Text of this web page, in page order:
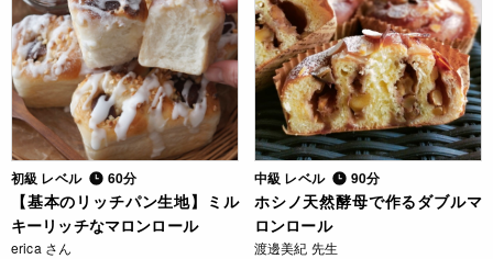
初級 レベル 60分
【基本のリッチパン生地】ミル
キーリッチなマロンロール
erica さん
中級 レベル 90分
ホシノ天然酵母で作るダブルマ
ロンロール
渡邊美紀 先生